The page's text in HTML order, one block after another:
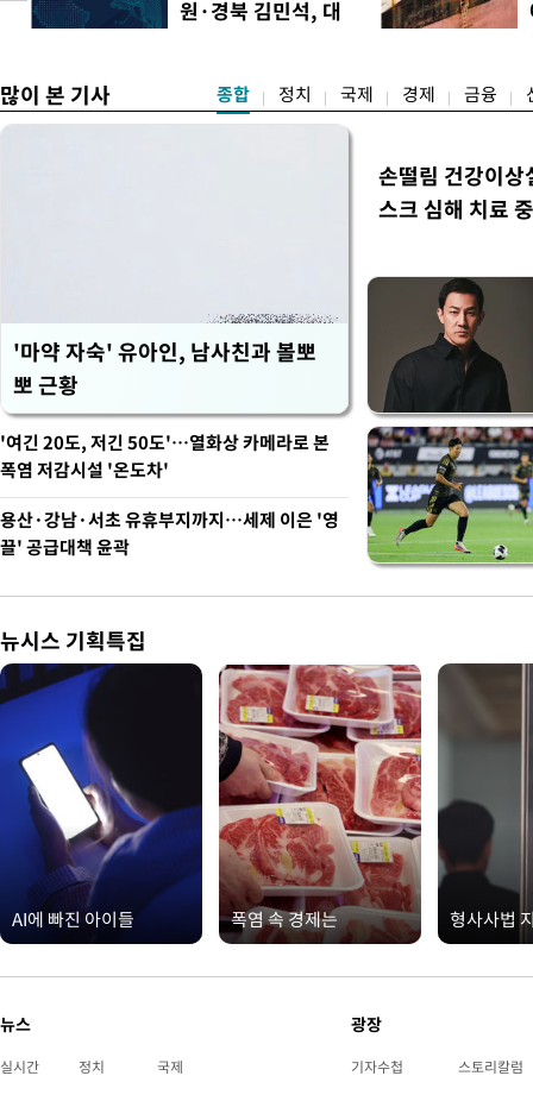
원·경북 김민석, 대
많이 본 기사 종합 정치 국제 경제 금융
'마약 자숙' 유아인, 남사친과 볼뽀
뽀 근황
손떨림 건강이
스크 심해 치료
'여긴 20도, 저긴 50도'…열화상 카메라로 본
폭염 저감시설 '온도차'
용산·강남·서초 유휴부지까지…세제 이은 '영
끌' 공급대책 윤곽
뉴시스 기획특집
AI에 빠진 아이들 폭염 속 경제는 형사사법
뉴스
실시간 정치 국제
광장
기자수첩 스토리칼럼